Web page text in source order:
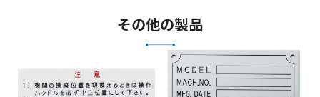
その他の製品